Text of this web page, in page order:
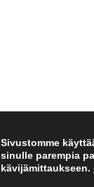
Sivustomme
sinulle parempia
kävijämittaukseen.